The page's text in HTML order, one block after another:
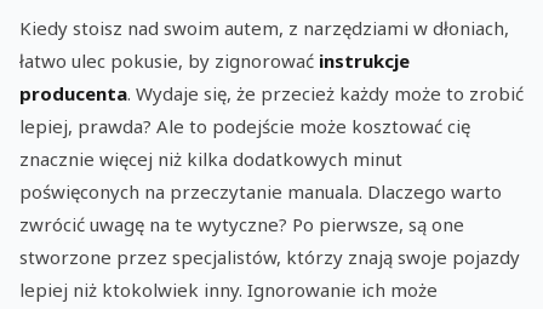
Kiedy stoisz nad swoim autem, z narzędziami w dłoniach,
łatwo ulec pokusie, by zignorować instrukcje
producenta. Wydaje się, że przecież każdy może to zrobić
lepiej, prawda? Ale to podejście może kosztować cię
znacznie więcej niż kilka dodatkowych minut
poświęconych na przeczytanie manuala. Dlaczego warto
zwrócić uwagę na te wytyczne? Po pierwsze, są one
stworzone przez specjalistów, którzy znają swoje pojazdy
lepiej niż ktokolwiek inny. Ignorowanie ich może